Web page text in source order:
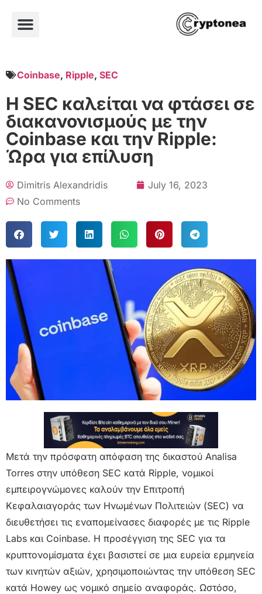
Coinbase, Ripple, SEC
Η SEC καλείται να φτάσει σε
διακανονισμούς με την
Coinbase και την Ripple:
Ώρα για επίλυση
Dimitris Alexandridis
July 16, 2023
No Comments
Μετά την πρόσφατη απόφαση της δικαστού Analisa
Torres στην υπόθεση SEC κατά Ripple, νομικοί
εμπειρογνώμονες καλούν την Επιτροπή
Κεφαλαιαγοράς των Ηνωμένων Πολιτειών (SEC) να
διευθετήσει τις εναπομείνασες διαφορές με τις Ripple
Labs και Coinbase. Η προσέγγιση της SEC για τα
κρυπτονομίσματα έχει βασιστεί σε μια ευρεία ερμηνεία
των κινητών αξιών, χρησιμοποιώντας την υπόθεση SEC
κατά Howey ως νομικό σημείο αναφοράς. Ωστόσο,